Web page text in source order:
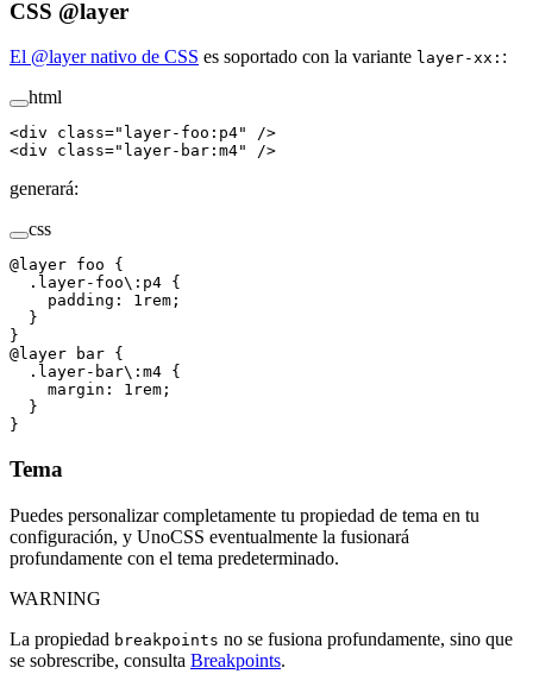
CSS @layer
El @layer nativo de CSS es soportado con la variante layer-xx: :
html
<div class=" layer-foo:p4" />
<div class=" layer-bar:m4" />
generará:
css
@layer foo {
  .
layer-foo\: p4 {
    padding
: 1 rem ;
  }
}
@layer bar {
  .
layer-bar\: m4 {
    margin
: 1 rem ;
  }
}
Tema
Puedes personalizar completamente tu propiedad de tema en tu
configuración, y UnoCSS eventualmente la fusionará
profundamente con el tema predeterminado.
WARNING
La propiedad breakpoints no se fusiona profundamente, sino que
se sobrescribe, consulta Breakpoints.